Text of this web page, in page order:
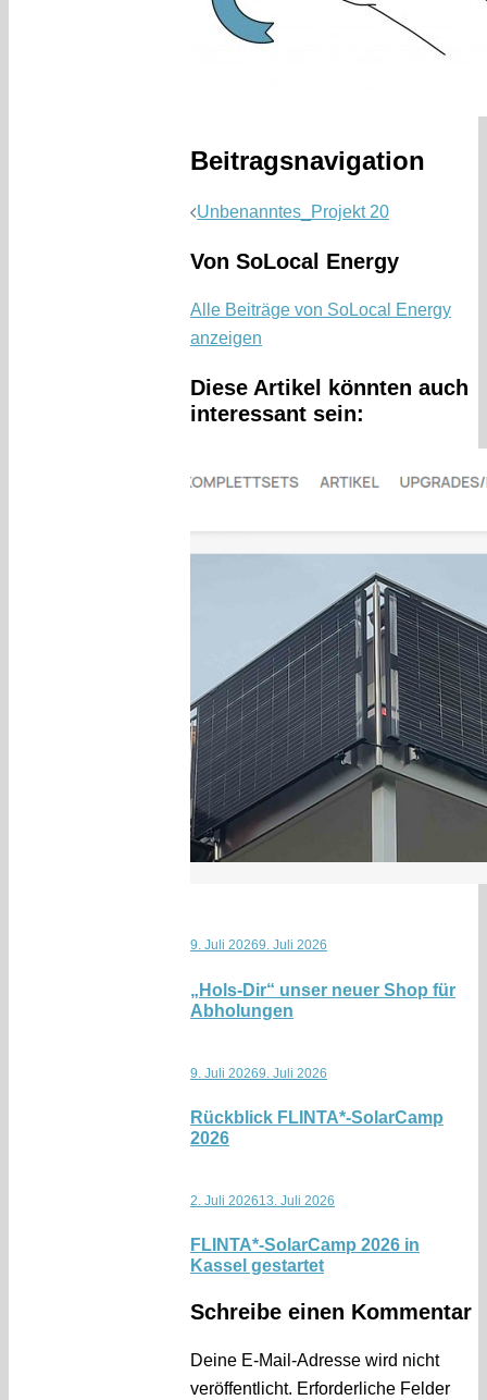
Beitragsnavigation
Unbenanntes_Projekt 20
Von SoLocal Energy
Alle Beiträge von SoLocal Energy
anzeigen
Diese Artikel könnten auch
interessant sein:
9. Juli 20269. Juli 2026
„Hols-Dir“ unser neuer Shop für
Abholungen
9. Juli 20269. Juli 2026
Rückblick FLINTA*-SolarCamp
2026
2. Juli 202613. Juli 2026
FLINTA*-SolarCamp 2026 in
Kassel gestartet
Schreibe einen Kommentar
Deine E-Mail-Adresse wird nicht
veröffentlicht. Erforderliche Felder